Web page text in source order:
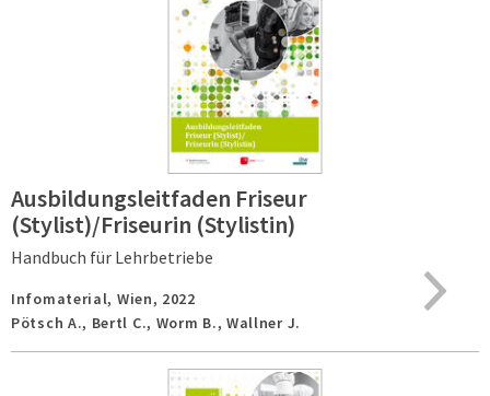
Ausbildungsleitfaden Friseur
(Stylist)/Friseurin (Stylistin)
Handbuch für Lehrbetriebe
Infomaterial, Wien, 2022
Pötsch A., Bertl C., Worm B., Wallner J.